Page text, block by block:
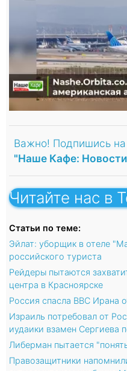
Важно! Подпишись
"Наше Кафе:
Читайте нас в
Статьи по теме:
Эйлат: уборщик в отеле
российского туриста
Рейдеры пытаются
центра в Красноярске
Россия спасла ВВС Ирана
Израиль потребовал от
иудаики взамен Сергиева
Либерман пытается
Правозащитники